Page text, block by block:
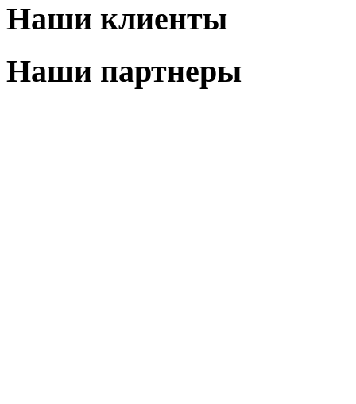
Наши клиенты
Наши партнеры